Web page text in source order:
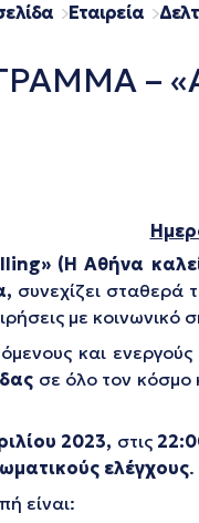
Εταιρεία
–
(Η Αθήνα
συνεχίζει σταθερά
με
και
σε όλο τον κόσμο
2023, στις
ελέγχους.
είναι: